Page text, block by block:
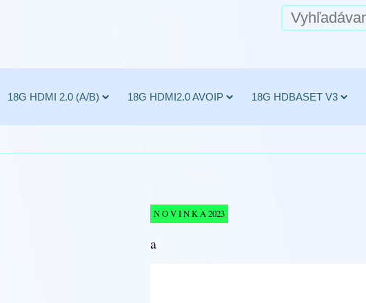
18G HDMI 2.0 (A/B) 18G HDMI2.0 AVOIP 18G HDBASET V3
N O V I N K A 2023
a